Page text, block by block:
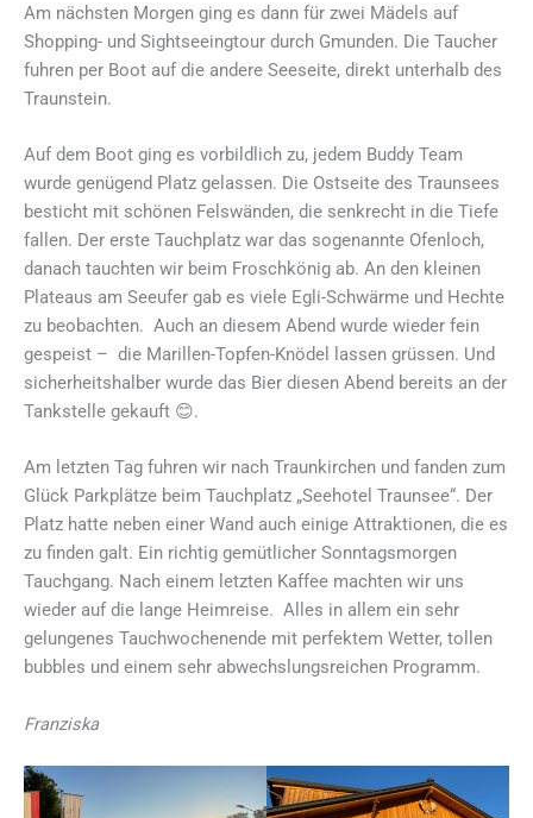
Am nächsten Morgen ging es dann für zwei Mädels auf
Shopping- und Sightseeingtour durch Gmunden. Die Taucher
fuhren per Boot auf die andere Seeseite, direkt unterhalb des
Traunstein.
Auf dem Boot ging es vorbildlich zu, jedem Buddy Team
wurde genügend Platz gelassen. Die Ostseite des Traunsees
besticht mit schönen Felswänden, die senkrecht in die Tiefe
fallen. Der erste Tauchplatz war das sogenannte Ofenloch,
danach tauchten wir beim Froschkönig ab. An den kleinen
Plateaus am Seeufer gab es viele Egli-Schwärme und Hechte
zu beobachten. Auch an diesem Abend wurde wieder fein
gespeist – die Marillen-Topfen-Knödel lassen grüssen. Und
sicherheitshalber wurde das Bier diesen Abend bereits an der
Tankstelle gekauft 😊.
Am letzten Tag fuhren wir nach Traunkirchen und fanden zum
Glück Parkplätze beim Tauchplatz „Seehotel Traunsee“. Der
Platz hatte neben einer Wand auch einige Attraktionen, die es
zu finden galt. Ein richtig gemütlicher Sonntagsmorgen
Tauchgang. Nach einem letzten Kaffee machten wir uns
wieder auf die lange Heimreise. Alles in allem ein sehr
gelungenes Tauchwochenende mit perfektem Wetter, tollen
bubbles und einem sehr abwechslungsreichen Programm.
Franziska